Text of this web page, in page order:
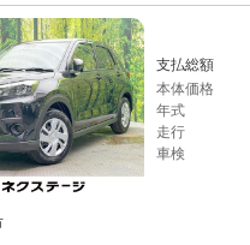
支払総額
本体価格
年式
走行
車検